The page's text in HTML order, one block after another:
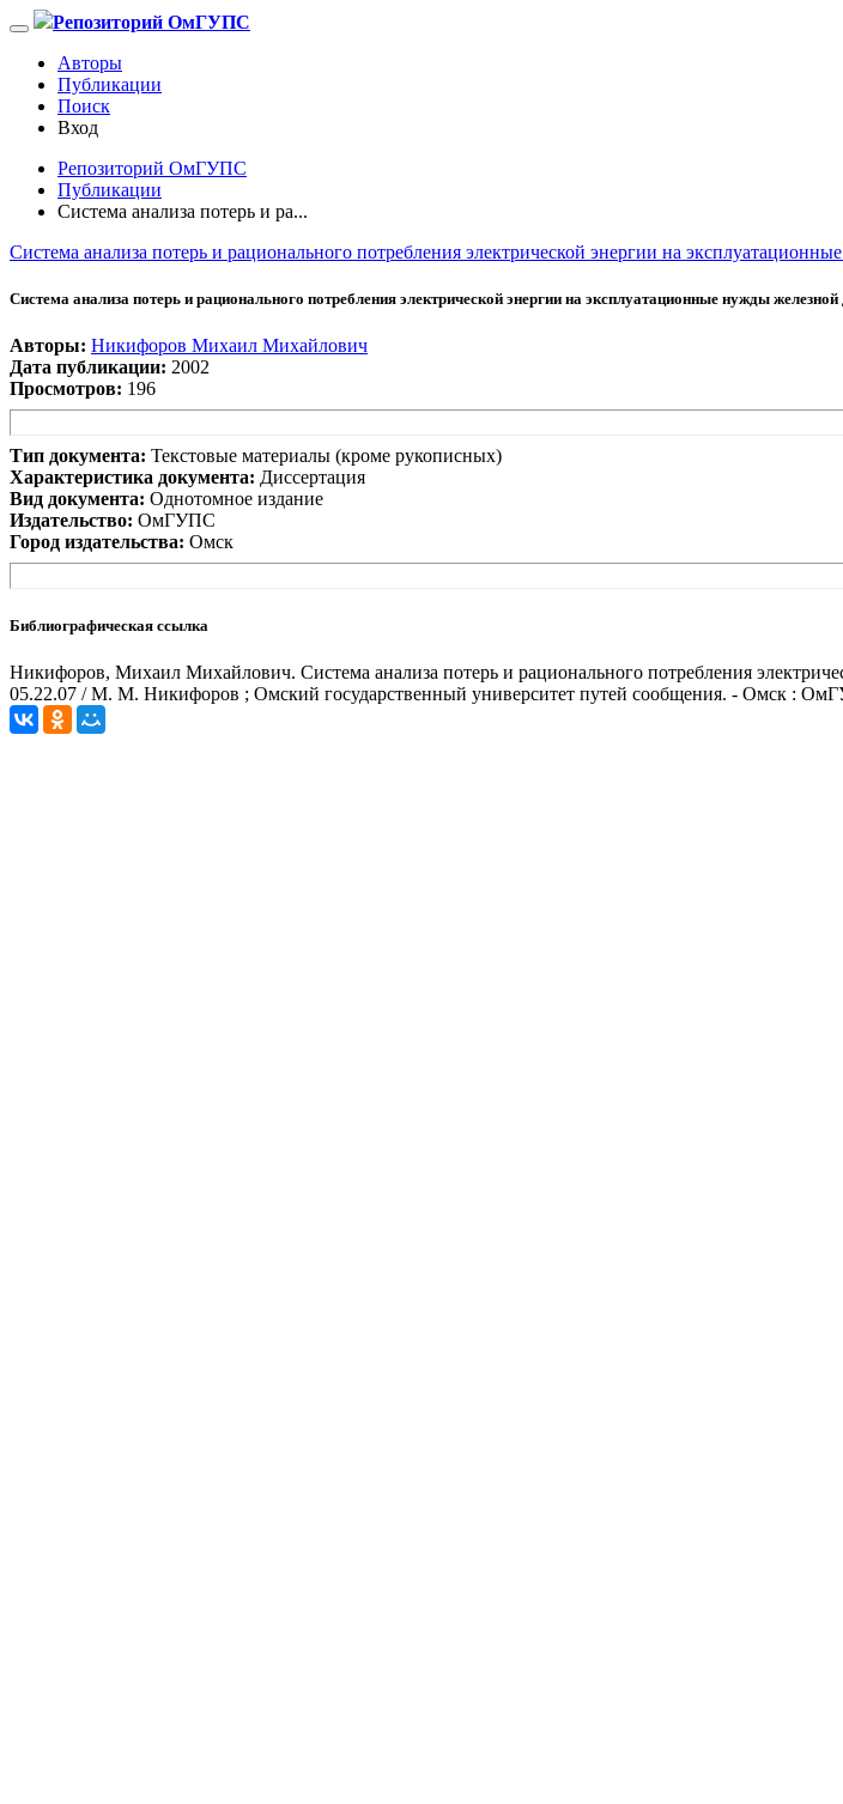
Репозиторий ОмГУПС
Авторы
Публикации
Поиск
Вход
Репозиторий ОмГУПС
Публикации
Система анализа потерь и ра...
Система анализа потерь и рационального потребления электрической энергии на
Система анализа потерь и рационального потребления электрической энергии на эксплуатационные нужды железной
Авторы: Никифоров Михаил Михайлович
Дата публикации: 2002
Просмотров: 196
Тип документа: Текстовые материалы (кроме рукописных)
Характеристика документа: Диссертация
Вид документа: Однотомное издание
Издательство: ОмГУПС
Город издательства: Омск
Библиографическая ссылка
Никифоров, Михаил Михайлович. Система анализа потерь и рационального потребления
05.22.07 / М. М. Никифоров ; Омский государственный университет путей сообщения. - Омск :